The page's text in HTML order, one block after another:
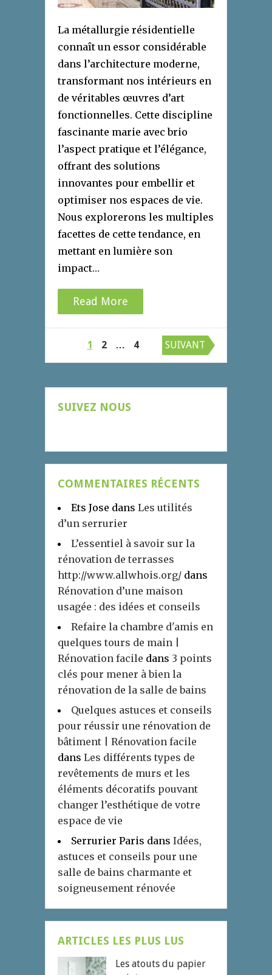
La métallurgie résidentielle
connaît un essor considérable
dans l’architecture moderne,
transformant nos intérieurs en
de véritables œuvres d’art
fonctionnelles. Cette discipline
fascinante marie avec brio
l’aspect pratique et l’élégance,
offrant des solutions
innovantes pour embellir et
optimiser nos espaces de vie.
Nous explorerons les multiples
facettes de cette tendance, en
mettant en lumière son
impact…
Read More
Pagination
des
publications
1 2 … 4 SUIVANT
SUIVEZ NOUS
COMMENTAIRES RÉCENTS
Ets Jose dans Les utilités
d’un serrurier
L’essentiel à savoir sur la
rénovation de terrasses
http://www.allwhois.org/ dans
Rénovation d’une maison
usagée : des idées et conseils
Refaire la chambre d'amis en
quelques tours de main |
Rénovation facile dans 3 points
clés pour mener à bien la
rénovation de la salle de bains
Quelques astuces et conseils
pour réussir une rénovation de
bâtiment | Rénovation facile
dans Les différents types de
revêtements de murs et les
éléments décoratifs pouvant
changer l’esthétique de votre
espace de vie
Serrurier Paris dans Idées,
astuces et conseils pour une
salle de bains charmante et
soigneusement rénovée
ARTICLES LES PLUS LUS
Les atouts du papier